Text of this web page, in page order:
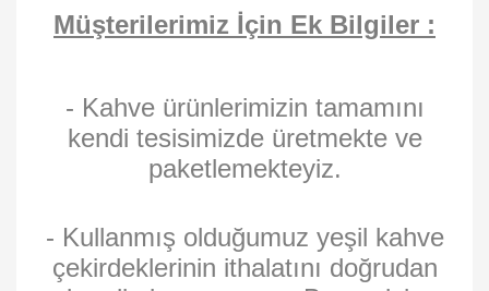
Müşterilerimiz İçin Ek Bilgiler :
- Kahve ürünlerimizin tamamını
kendi tesisimizde üretmekte ve
paketlemekteyiz.
- Kullanmış olduğumuz yeşil kahve
çekirdeklerinin ithalatını doğrudan